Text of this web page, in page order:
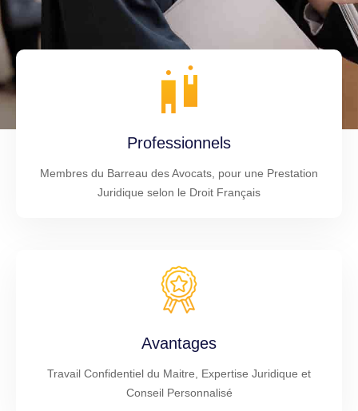
Professionnels
Membres du Barreau des Avocats, pour une Prestation
Juridique selon le Droit Français
Avantages
Travail Confidentiel du Maitre, Expertise Juridique et
Conseil Personnalisé